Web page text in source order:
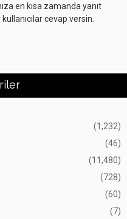
en kısa zamanda yanıt
cevap versin.
(1,232)
(46)
(11,480)
(728)
(60)
(7)